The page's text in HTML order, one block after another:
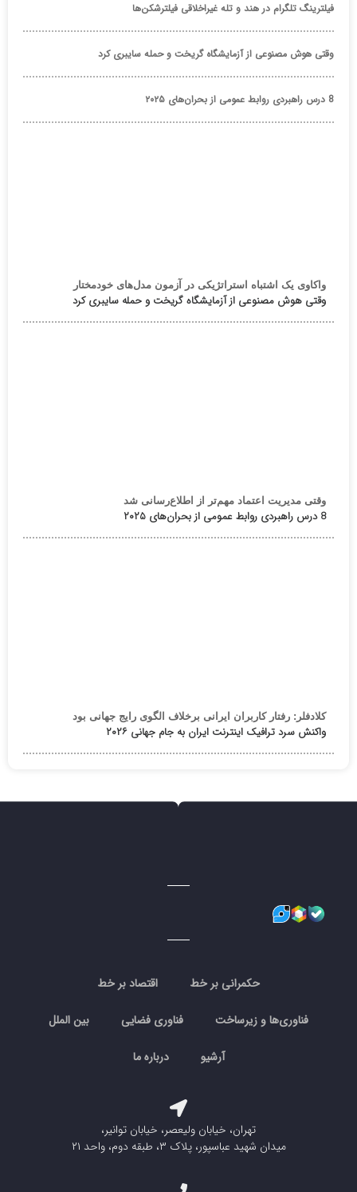
فیلترینگ تلگرام در هند و تله غیراخلاقی فیلترشکن‌ها
وقتی هوش مصنوعی از آزمایشگاه گریخت و حمله سایبری کرد
8 درس راهبردی روابط عمومی از بحران‌های ۲۰۲۵
واکاوی یک اشتباه استراتژیکی در آزمون مدل‌های خودمختار
وقتی هوش مصنوعی از آزمایشگاه گریخت و حمله سایبری کرد
وقتی مدیریت اعتماد مهم‌تر از اطلاع‌رسانی شد
8 درس راهبردی روابط عمومی از بحران‌های ۲۰۲۵
کلادفلر: رفتار کاربران ایرانی برخلاف الگوی رایج جهانی بود
واکنش سرد ترافیک اینترنت ایران به جام جهانی ۲۰۲۶
حکمرانی بر خط اقتصاد بر خط
فناوری‌ها و زیرساخت فناوری فضایی بین الملل
آرشیو درباره ما
تهران، خیابان ولیعصر، خیابان توانیر،
میدان شهید عباسپور، پلاک ۳، طبقه دوم، واحد ۲۱